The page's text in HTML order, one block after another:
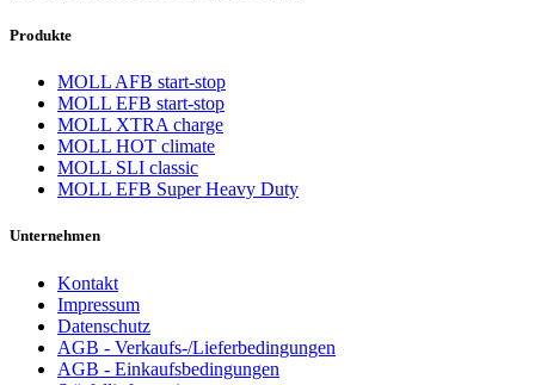
Produkte
MOLL AFB start-stop
MOLL EFB start-stop
MOLL XTRA charge
MOLL HOT climate
MOLL SLI classic
MOLL EFB Super Heavy Duty
Unternehmen
Kontakt
Impressum
Datenschutz
AGB - Verkaufs-/Lieferbedingungen
AGB - Einkaufsbedingungen